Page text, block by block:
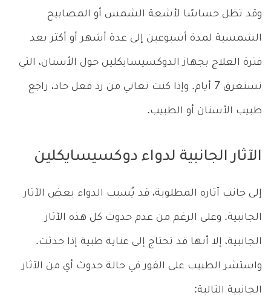
وقد تظل حساسًا لأشعة الشمس أو المصابيح
الشمسية لمدة أسبوعين إلى عدة أشهر أو أكثر بعد
فترة العلاج بجهاز الدوكسيسايكلين حول الأسنان، التي
تستغرق 7 أيام. وإذا كنت تعاني من رد فعل حاد، راجع
طبيب الأسنان أو الطبيب.
الآثار الجانبية لدواء دوكسيسايكلين
إلى جانب آثاره المطلوبة، قد يُسبب الدواء بعض الآثار
الجانبية. وعلى الرغم من عدم حدوث كل هذه الآثار
الجانبية، إلا أنها قد تحتاج إلى عناية طبية إذا حدثت.
واستشر الطبيب على الفور في حالة حدوث أي من الآثار
الجانبية التالية: